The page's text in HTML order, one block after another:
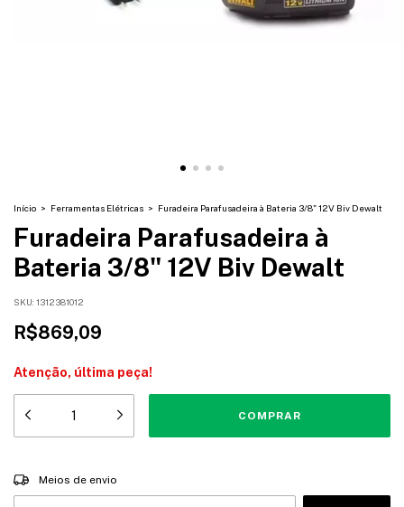
Início > Ferramentas Elétricas > Furadeira Parafusadeira à Bateria 3/8" 12V Biv Dewalt
Furadeira Parafusadeira à
Bateria 3/8" 12V Biv Dewalt
SKU: 1312381012
R$869,09
Atenção, última peça!
Entregas para o CEP:
Meios de envio